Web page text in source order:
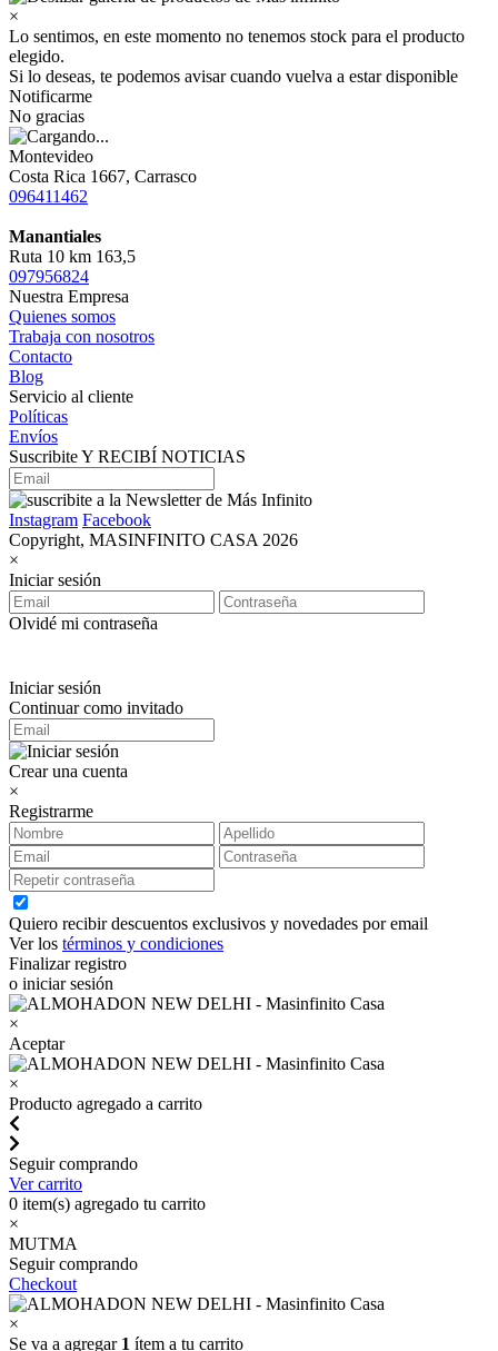
×
Lo sentimos, en este momento no tenemos stock para el producto
elegido.
Si lo deseas, te podemos avisar cuando vuelva a estar disponible
Notificarme
No gracias
Montevideo
Costa Rica 1667, Carrasco
096411462
Manantiales
Ruta 10 km 163,5
097956824
Nuestra Empresa
Quienes somos
Trabaja con nosotros
Contacto
Blog
Servicio al cliente
Políticas
Envíos
Suscribite Y RECIBÍ NOTICIAS
Instagram Facebook
Copyright, MASINFINITO CASA 2026
×
Iniciar sesión
Olvidé mi contraseña
Iniciar sesión
Continuar como invitado
Crear una cuenta
×
Registrarme
Quiero recibir descuentos exclusivos y novedades por email
Ver los términos y condiciones
Finalizar registro
o iniciar sesión
×
Aceptar
×
Producto agregado a carrito
Seguir comprando
Ver carrito
0 item(s) agregado tu carrito
×
MUTMA
Seguir comprando
Checkout
×
Se va a agregar 1 ítem a tu carrito